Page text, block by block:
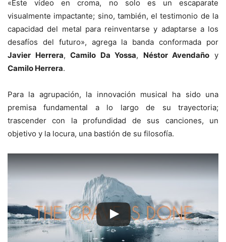
«Este vídeo en croma, no solo es un escaparate
visualmente impactante; sino, también, el testimonio de la
capacidad del metal para reinventarse y adaptarse a los
desafíos del futuro», agrega la banda conformada por
Javier Herrera,Camilo Da Yossa, Néstor Avendaño y
Camilo Herrera.
Para la agrupación, la innovación musical ha sido una
premisa fundamental a lo largo de su trayectoria;
trascender con la profundidad de sus canciones, un
objetivo y la locura, una bastión de su filosofía.